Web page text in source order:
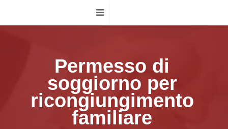
Permesso di
soggiorno per
ricongiungimento
familiare